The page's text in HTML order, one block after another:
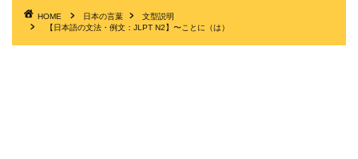
HOME 日本の言葉
文型説明
【日本語の文法・例文：JLPT N2】〜ことに（は）